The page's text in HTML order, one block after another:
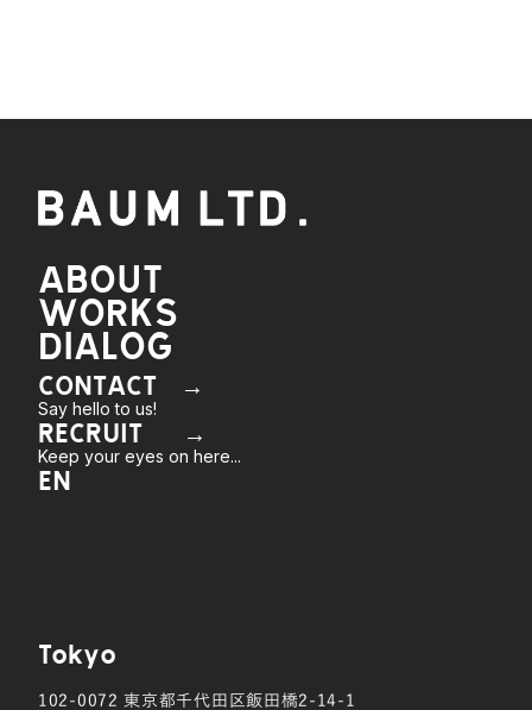
ABOUT
WORKS
DIALOG
CONTACT →
Say hello to us!
RECRUIT →
Keep your eyes on here...
EN
Tokyo
102-0072東京都千代田区飯田橋2-14-1